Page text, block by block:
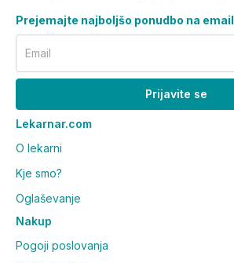
Prejemajte najboljšo ponudbo na email
Email
Prijavite se
Lekarnar.com
O lekarni
Kje smo?
Oglaševanje
Nakup
Pogoji poslovanja